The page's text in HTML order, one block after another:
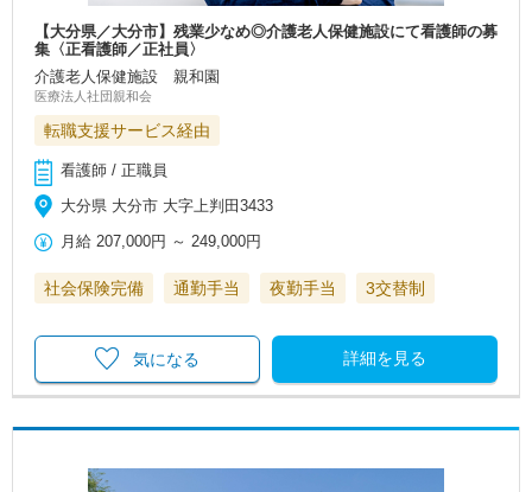
【大分県／大分市】残業少なめ◎介護老人保健施設にて看護師の募
集〈正看護師／正社員〉
介護老人保健施設 親和園
医療法人社団親和会
転職支援サービス経由
看護師 / 正職員
大分県 大分市 大字上判田3433
月給 207,000円 ～249,000円
社会保険完備 通勤手当 夜勤手当 3交替制
詳細を見る
気になる